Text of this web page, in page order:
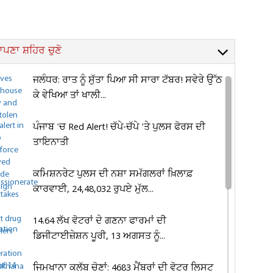
ਸ਼ਹਿਰ ਚੁਣੋ
ਜਲੰਧਰ: ਰਾਤ ਨੂੰ ਸੁੱਤਾ ਪਿਆ ਸੀ ਸਾਰਾ ਟੱਬਰ! ਸਵੇਰੇ ਉੱਠ
ਕੇ ਵੇਖਿਆ ਤਾਂ ਖਾਲੀ...
ਪੰਜਾਬ 'ਚ Red Alert! ਚੱਪੇ-ਚੱਪੇ 'ਤੇ ਪੁਲਸ ਫੋਰਸ ਦੀ
ਤਾਇਨਾਤੀ
ਕਮਿਸ਼ਨਰੇਟ ਪੁਲਸ ਦੀ ਨਸ਼ਾ ਸਮੱਗਲਰਾਂ ਖ਼ਿਲਾਫ਼
ਕਾਰਵਾਈ, 24,48,032 ਰੁਪਏ ਮੁੱਲ...
14.64 ਲੱਖ ਵੋਟਰਾਂ ਦੇ ਗਣਨਾ ਫਾਰਮਾਂ ਦੀ
ਡਿਜੀਟਾਈਜ਼ੇਸ਼ਨ ਪੂਰੀ, 13 ਅਗਸਤ ਨੂੰ...
ਜਿਮਖਾਨਾ ਕਲੱਬ ਚੋਣਾਂ: 4683 ਮੈਂਬਰਾਂ ਦੀ ਵੋਟਰ ਲਿਸਟ